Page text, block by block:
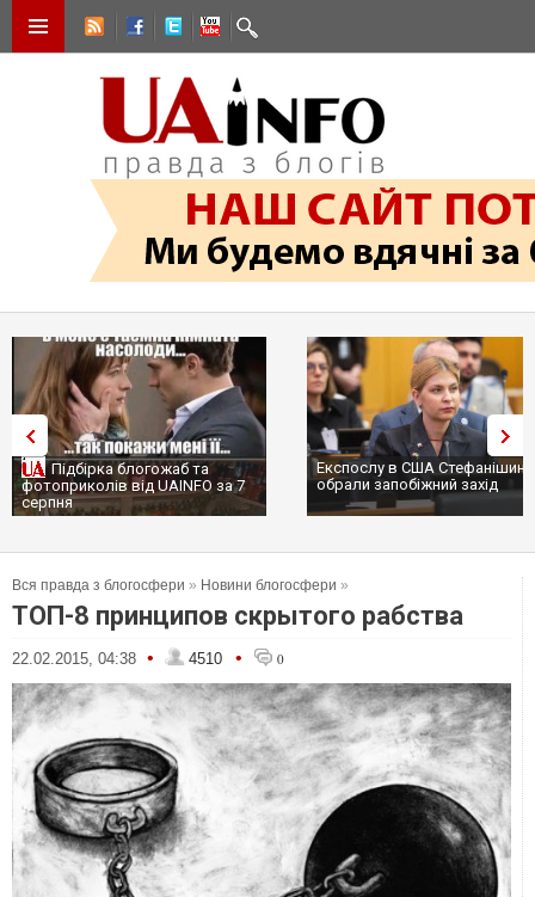
Підбірка блогожаб та
фотоприколів від UAINFO за 7
серпня
Експослу в США
обрали запобіжний захід
Вся правда з блогосфери » Новини блогосфери »
ТОП-8 принципов скрытого рабства
22.02.2015, 04:38 • 4510 • 0